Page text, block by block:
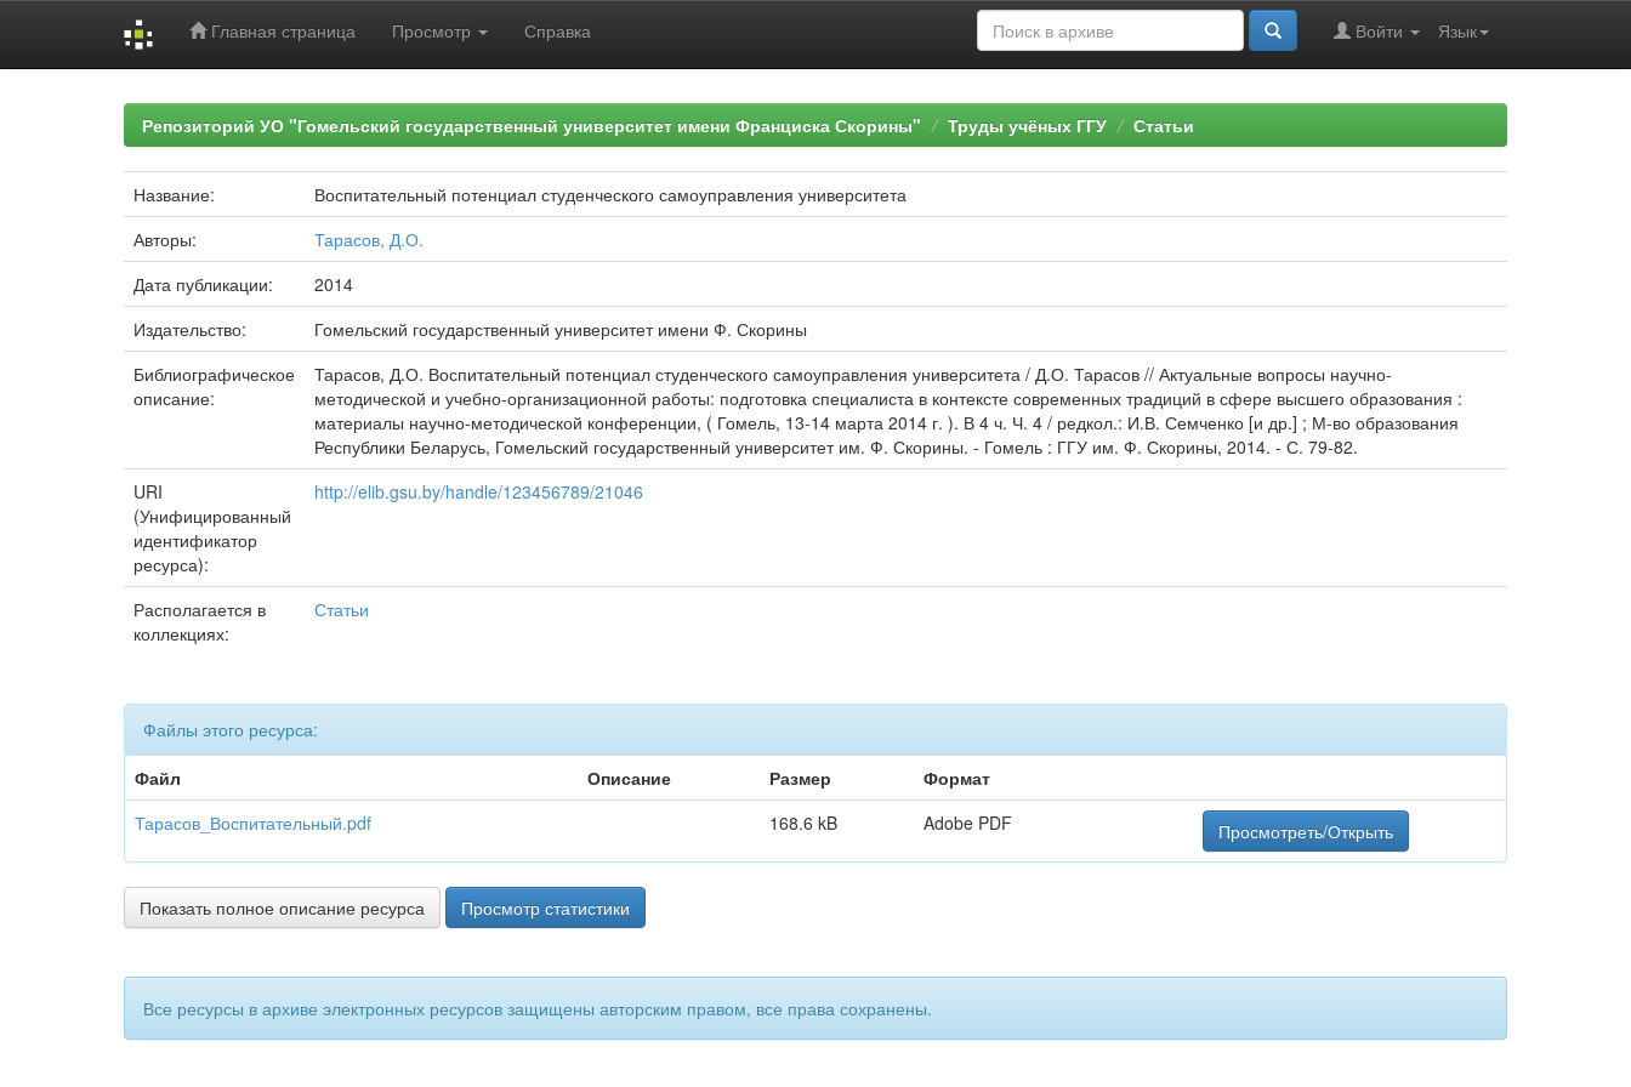
Главная страница Просмотр Справка Язык
Войти
Репозиторий УО "Гомельский государственный университет имени Франциска Скорины" Труды учёных ГГУ Статьи
Название:
Воспитательный потенциал студенческого самоуправления университета
Авторы:
Тарасов, Д.О.
Дата публикации:
2014
Издательство:
Гомельский государственный университет имени Ф. Скорины
Библиографическое
описание:
Тарасов, Д.О. Воспитательный потенциал студенческого самоуправления университета / Д.О. Тарасов // Актуальные вопросы научно-
методической и учебно-организационной работы: подготовка специалиста в контексте современных традиций в сфере высшего образования :
материалы научно-методической конференции, ( Гомель, 13-14 марта 2014 г. ). В 4 ч. Ч. 4 / редкол.: И.В. Семченко [и др.] ; М-во образования
Республики Беларусь, Гомельский государственный университет им. Ф. Скорины. - Гомель : ГГУ им. Ф. Скорины, 2014. - С. 79-82.
URI
(Унифицированный
идентификатор
ресурса):
http://elib.gsu.by/handle/123456789/21046
Располагается в
коллекциях:
Статьи
Файлы этого ресурса:
Файл
Описание Размер
Формат
Тарасов_Воспитательный.pdf
168.6 kB Adobe PDF Просмотреть/Открыть
Показать полное описание ресурса Просмотр статистики
Все ресурсы в архиве электронных ресурсов защищены авторским правом, все права сохранены.